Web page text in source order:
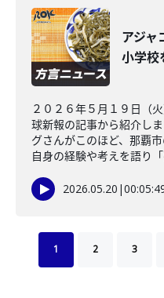
アジャ
小学校
２０２６年５月１９日（
球新報の記事から紹介し
グさんがこのほど、那覇
自身の経験や考えを語り
2026.05.20 |
1 2 3